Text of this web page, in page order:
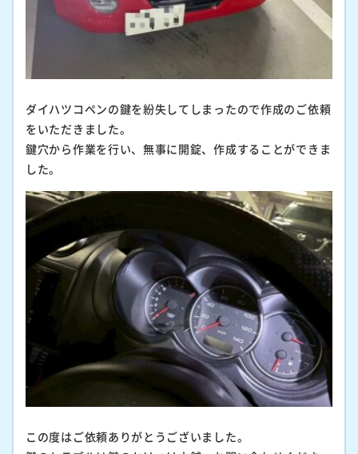
ダイハツコペンの鍵を紛失してしまったので作成のご依頼
をいただきました。
鍵穴から作業を行い、無事に開錠、作成することができま
した。
この度はご依頼ありがとうございました。